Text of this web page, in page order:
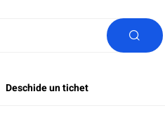
Deschide un tichet